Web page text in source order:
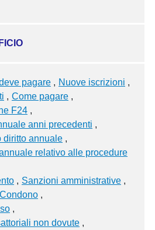
pagare
Nuove iscrizioni
Come pagare
F24
anni precedenti
diritto annuale
relativo alle procedure
Sanzioni amministrative
Condono
non dovute